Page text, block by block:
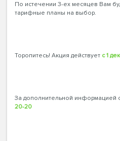
По истечении 3-ех месяцев Вам
тарифные планы на выбор.
Торопитесь! Акция действует с 1
За дополнительной информацией
20-20